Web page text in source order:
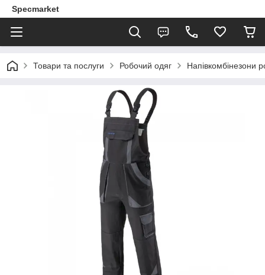
Specmarket
Товари та послуги Робочий одяг Напівкомбінезони